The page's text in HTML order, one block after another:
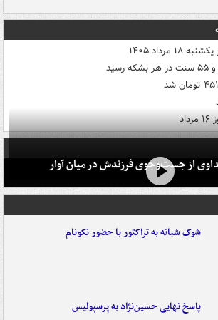
۱۴۰۵
از جست‌وجوی فرزندش در میان آوار
شوک شبانه به تراکتور با حضور نکونام
پاسخ نهایی حسین‌نژاد به پرسپولیس